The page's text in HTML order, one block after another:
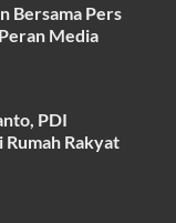
Bersama Pers
Media
PDI
Rumah Rakyat